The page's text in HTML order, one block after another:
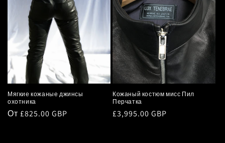
Мягкие кожаные джинсы
охотника
Обычная
От £825.00 GBP
Кожаный костюм мисс Пил
Перчатка
Обычная
£3,995.00 GBP